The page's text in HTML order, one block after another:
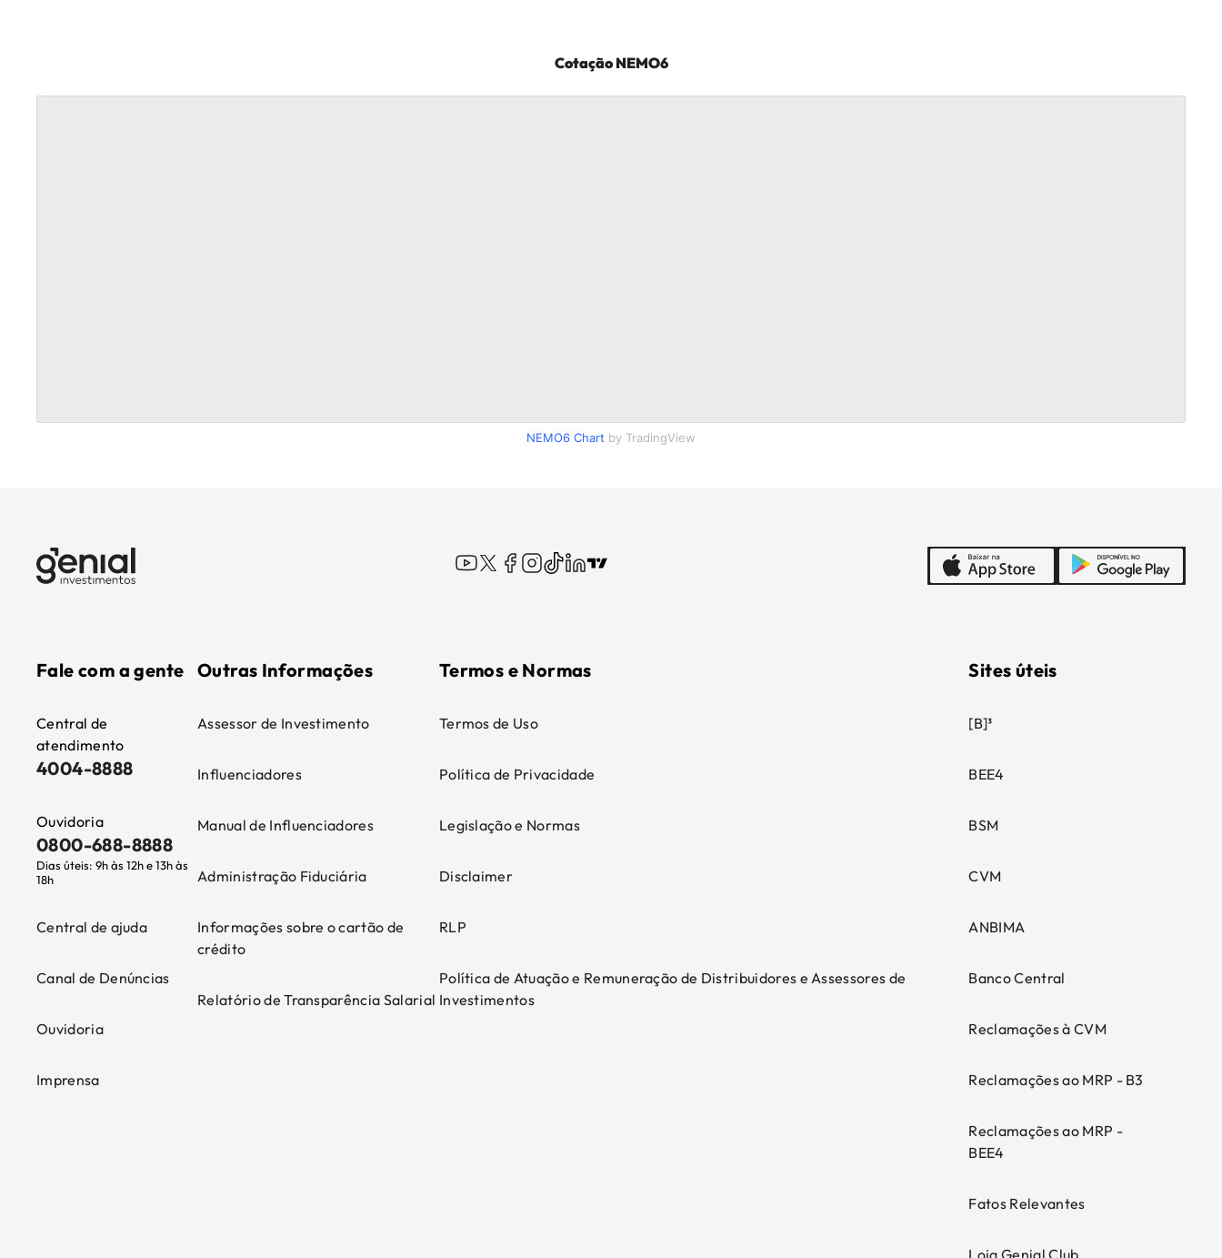
CotaçãoNEMO6
NEMO6 Chart by TradingView
Fale com a gente
Central de
atendimento
4004-8888
Ouvidoria
0800-688-8888
Dias úteis: 9h às 12h e 13h às
18h
Central de ajuda
Canal de Denúncias
Ouvidoria
Imprensa
Outras Informações
Assessor de Investimento
Influenciadores
Manual de Influenciadores
Administração Fiduciária
Informações sobre o cartão de
crédito
Relatório de Transparência Salarial
Termos e Normas
Termos de Uso
Política de Privacidade
Legislação e Normas
Disclaimer
RLP
Política de Atuação e Remuneração de Distribuidores e Assessores de
Investimentos
Sites úteis
[B]³
BEE4
BSM
CVM
ANBIMA
Banco Central
Reclamações à CVM
Reclamações ao MRP - B3
Reclamações ao MRP -
BEE4
Fatos Relevantes
Loja Genial Club